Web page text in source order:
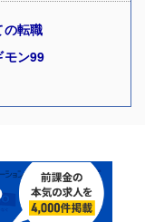
の転職
モン99